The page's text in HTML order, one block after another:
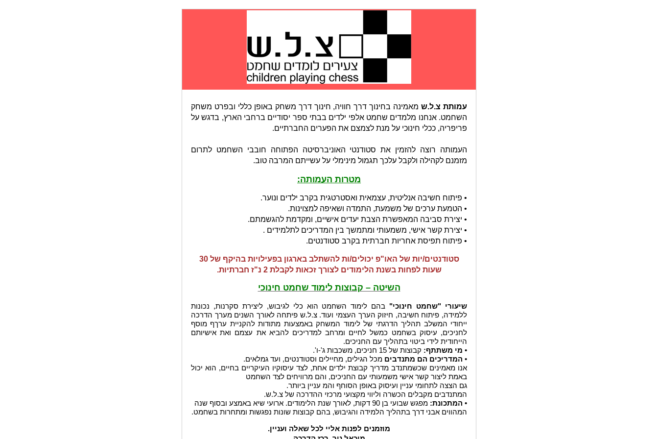
עמותת צ.ל.ש מאמינה בחינוך דרך חוויה, חינוך דרך משחק באופן כללי ובפרט משחק
השחמט. אנחנו מלמדים שחמט אלפי ילדים בבתי ספר יסודיים ברחבי הארץ, בדגש על
פריפריה, ככלי חינוכי על מנת לצמצם את הפערים החברתיים.
העמותה רוצה להזמין את סטודנטי האוניברסיטה הפתוחה חובבי השחמט לתרום
מזמנם לקהילה ולקבל עלכך תגמול מינימלי על עשייתם המרבה טוב.
מטרות העמותה:
• פיתוח חשיבה אנליטית, עצמאית ואסטרטגית בקרב ילדים ונוער.
• הטמעת ערכים של משמעת, התמדה ושאיפה למצוינות.
• יצירת סביבה המאפשרת הצבת יעדים אישיים, ומקדמת להגשמתם.
• יצירת קשר אישי, משמעותי ומתמשך בין המדריכים לתלמידים .
• פיתוח תפיסת אחריות חברתית בקרב סטודנטים.
סטודנטים/יות של האו"פ יכולים/ות להשתלב בארגון בפעילויות בהיקף של 30
שעות לפחות בשנת הלימודים לצורך זכאות לקבלת 2 נ"ז חברתיות.
השיטה – קבוצות לימוד שחמט חינוכי
שיעורי "שחמט חינוכי" בהם לימוד השחמט הוא כלי לגיבוש, ליצירת סקרנות, נכונות
ללמידה, פיתוח חשיבה, חיזוק הערך העצמי ועוד. צ.ל.ש פיתחה לאורך השנים מערך הדרכה
ייחודי המשלב תהליך הדרגתי של לימוד המשחק באמצעות מתודות להקניית ערךף מוסף
לחניכים, עיסוק בשחמט כמשל לחיים ומרחב למדריכים להביא את עצמם ואת אישיותם
הייחודית לידי ביטוי בתהליך עם החניכים.
• מי משתתף: קבוצות של 15 חניכים, משכבות ג'-ו'.
• המדריכים הם מתנדבים מכל הגילים, מחיילים וסטודנטים, ועד גמלאים.
אנו מאמינים שכשמתנדב מדריך קבוצת ילדים אחת, לצד עיסוקיו העיקריים בחיים, הוא יכול
באמת ליצור קשר אישי משמעותי עם החניכים, והם מרוויחים לצד השחמט
גם הצצה לתחומי עניין ועיסוק באופן הסוחף והמ עניין ביותר.
המתנדבים מקבלים הכשרה וליווי מקצועי מרכזי ההדרכה של צ.ל.ש.
• המתכונת: מפגש שבועי בן 90 דקות, לאורך שנת הלימודים. ארועי שיא באמצע ובסוף שנה
המהווים אבני דרך בתהליך הלמידה והגיבוש, בהם קבוצות שונות נפגשות ומתחרות בשחמט.
מוזמנים לפנות אליי לכל שאלה ועניין.